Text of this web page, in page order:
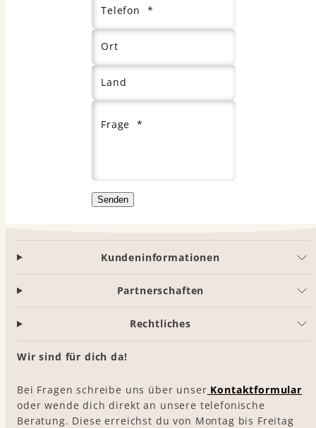
Telefon *
Ort
Land
Frage *
Senden
Kundeninformationen
Partnerschaften
Rechtliches
Wir sind für dich da!
Bei Fragen schreibe uns über unser Kontaktformular
oder wende dich direkt an unsere telefonische
Beratung. Diese erreichst du von Montag bis Freitag